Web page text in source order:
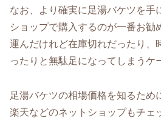
なお、より確実に足湯バケツを手
ショップで購入するのが一番お勧
運んだけれど在庫切れだったり、
ったりと無駄足になってしまうケ
足湯バケツの相場価格を知るため
楽天などのネットショップもチェ